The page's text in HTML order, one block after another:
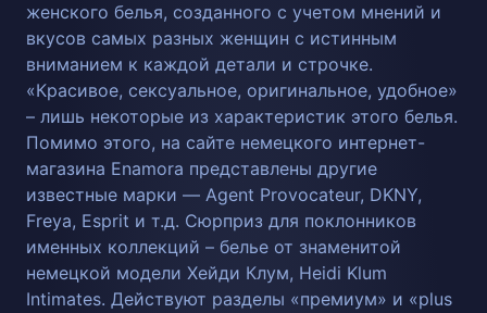
женского белья, созданного с учетом мнений и
вкусов самых разных женщин с истинным
вниманием к каждой детали и строчке.
«Красивое, сексуальное, оригинальное, удобное»
– лишь некоторые из характеристик этого белья.
Помимо этого, на сайте немецкого интернет-
магазина Enamora представлены другие
известные марки — Agent Provocateur, DKNY,
Freya, Esprit и т.д. Сюрприз для поклонников
именных коллекций – белье от знаменитой
немецкой модели Хейди Клум, Heidi Klum
Intimates. Действуют разделы «премиум» и «plus